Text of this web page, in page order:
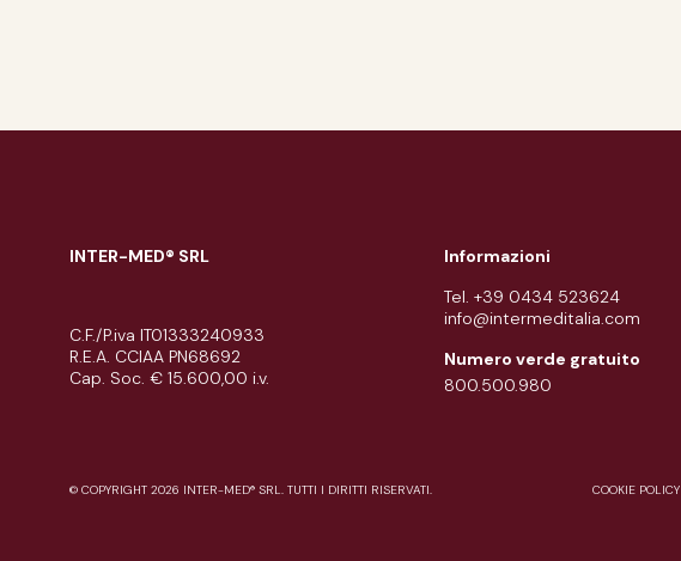
INTER-MED® SRL
C.F./P.iva IT01333240933
R.E.A. CCIAA PN68692
Cap. Soc. € 15.600,00 i.v.
Informazioni
Tel. +39 0434 523624
info@intermeditalia.com
Numero verde gratuito
800.500.980
© COPYRIGHT 2026 INTER-MED® SRL. TUTTI I DIRITTI RISERVATI. COOKIE POLICY